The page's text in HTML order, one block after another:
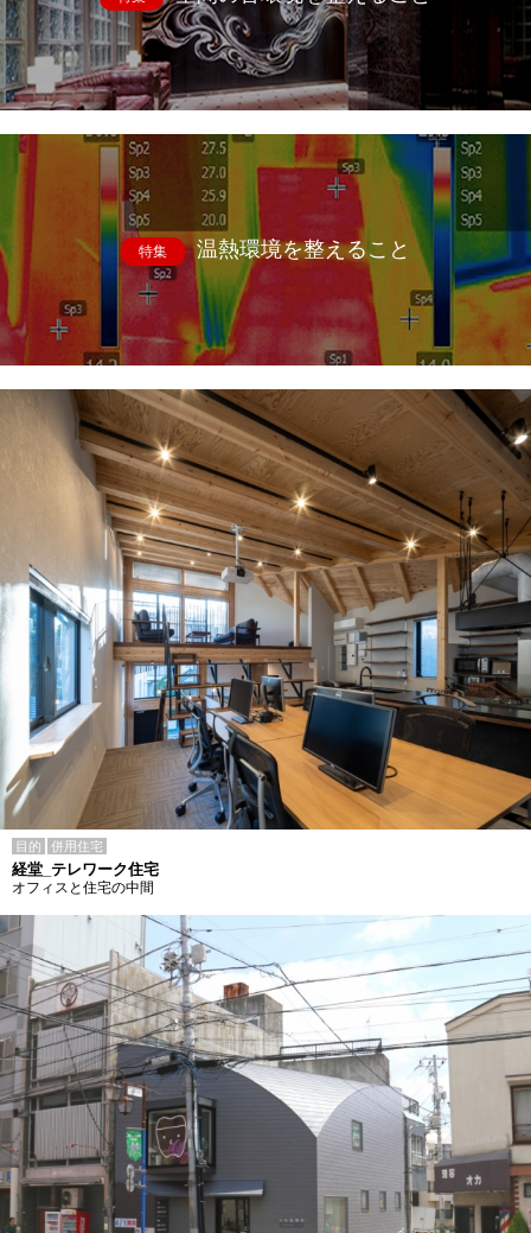
特集 温熱環境を整えること
目的 併用住宅
経堂_テレワーク住宅
オフィスと住宅の中間